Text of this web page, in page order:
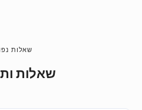
שאלות
שאלות